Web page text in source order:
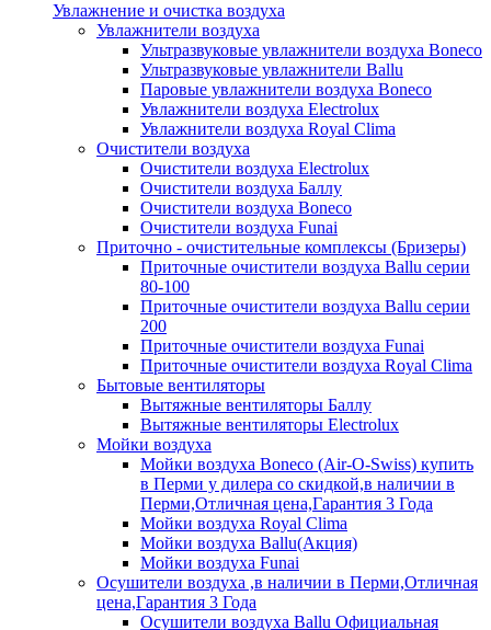
Увлажнение и очистка воздуха
Увлажнители воздуха
Ультразвуковые увлажнители воздуха Boneco
Ультразвуковые увлажнители Ballu
Паровые увлажнители воздуха Boneco
Увлажнители воздуха Electrolux
Увлажнители воздуха Royal Clima
Очистители воздуха
Очистители воздуха Electrolux
Очистители воздуха Баллу
Очистители воздуха Boneco
Очистители воздуха Funai
Приточно - очистительные комплексы (Бризеры)
Приточные очистители воздуха Ballu серии
80-100
Приточные очистители воздуха Ballu серии
200
Приточные очистители воздуха Funai
Приточные очистители воздуха Royal Clima
Бытовые вентиляторы
Вытяжные вентиляторы Баллу
Вытяжные вентиляторы Electrolux
Мойки воздуха
Мойки воздуха Boneco (Air-O-Swiss) купить
в Перми у дилера со скидкой,в наличии в
Перми,Отличная цена,Гарантия 3 Года
Мойки воздуха Royal Clima
Мойки воздуха Ballu(Акция)
Мойки воздуха Funai
Осушители воздуха ,в наличии в Перми,Отличная
цена,Гарантия 3 Года
Осушители воздуха Ballu Официальная